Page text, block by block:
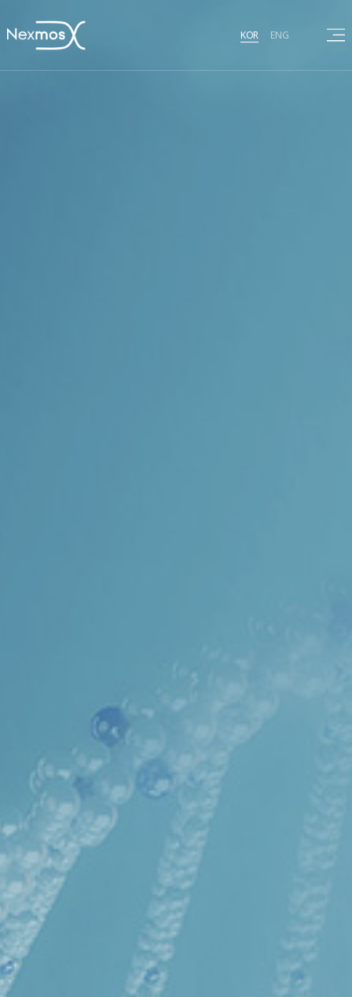
KOR ENG